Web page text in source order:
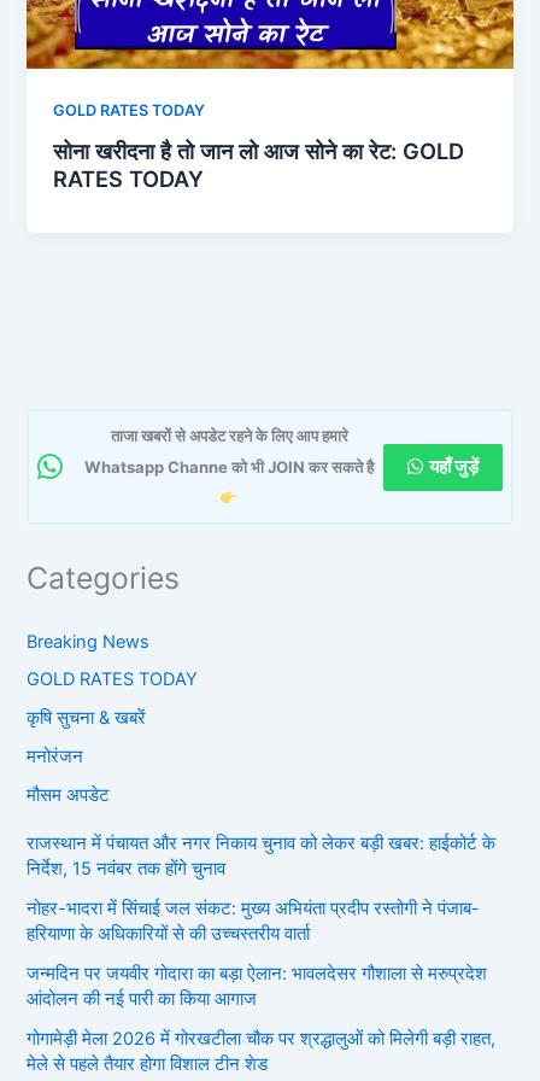
GOLD RATES TODAY
सोना खरीदना है तो जान लो आज सोने का रेट: GOLD
RATES TODAY
ताजा खबरों से अपडेट रहने के लिए आप हमारे
Whatsapp Channe को भी JOIN कर सकते है
यहाँ जुड़ें
Categories
Breaking News
GOLD RATES TODAY
कृषि सुचना & खबरें
मनोरंजन
मौसम अपडेट
राजस्थान में पंचायत और नगर निकाय चुनाव को लेकर बड़ी खबर: हाईकोर्ट के
निर्देश, 15 नवंबर तक होंगे चुनाव
नोहर-भादरा में सिंचाई जल संकट: मुख्य अभियंता प्रदीप रस्तोगी ने पंजाब-
हरियाणा के अधिकारियों से की उच्चस्तरीय वार्ता
जन्मदिन पर जयवीर गोदारा का बड़ा ऐलान: भावलदेसर गौशाला से मरुप्रदेश
आंदोलन की नई पारी का किया आगाज
गोगामेड़ी मेला 2026 में गोरखटीला चौक पर श्रद्धालुओं को मिलेगी बड़ी राहत,
मेले से पहले तैयार होगा विशाल टीन शेड